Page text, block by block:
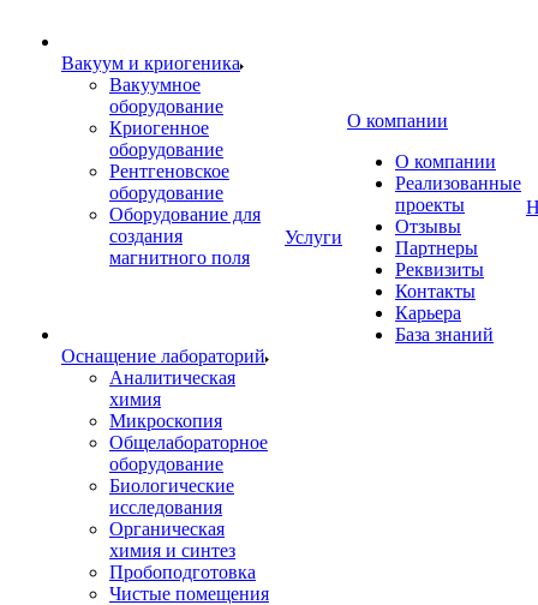
Вакуум и криогеника
Вакуумное
оборудование
Криогенное
оборудование
Рентгеновское
оборудование
Оборудование для
создания
магнитного поля
Оснащение лабораторий
Аналитическая
химия
Микроскопия
Общелабораторное
оборудование
Биологические
исследования
Органическая
химия и синтез
Пробоподготовка
Чистые помещения
Услуги
О компании
О компании
Реализованные
проекты
Отзывы
Партнеры
Реквизиты
Контакты
Карьера
База знаний